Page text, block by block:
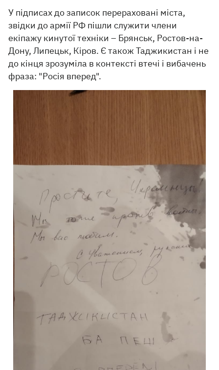
У підписах до записок перераховані міста,
звідки до армії РФ пішли служити члени
екіпажу кинутої техніки – Брянськ, Ростов-на-
Дону, Липецьк, Кіров. Є також Таджикистан і не
до кінця зрозуміла в контексті втечі і вибачень
фраза: "Росія вперед".